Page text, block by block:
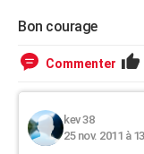
Bon courage
Commenter
kev 38
25 nov. 2011 à